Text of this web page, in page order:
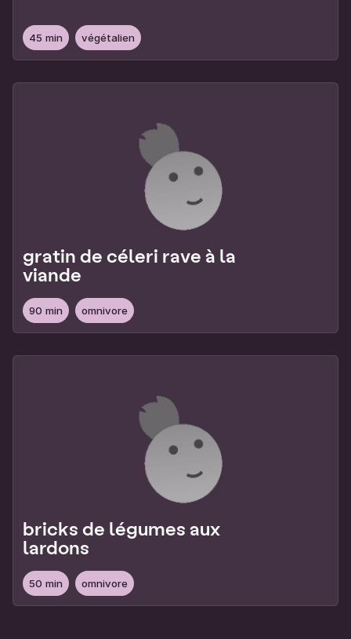
45 min végétalien
gratin de céleri rave à la
viande
90 min omnivore
bricks de légumes aux
lardons
50 min omnivore